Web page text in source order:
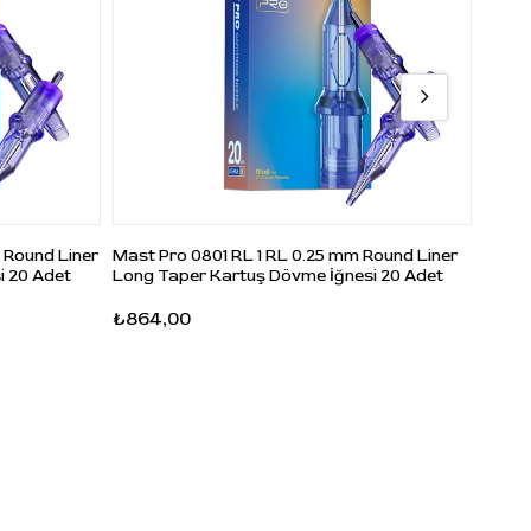
Liner
20 Adet
Mast Pro 0801 RL 1 RL 0.25 mm Round Liner
Long Taper Kartuş Dövme İğnesi 20 Adet
₺864,00